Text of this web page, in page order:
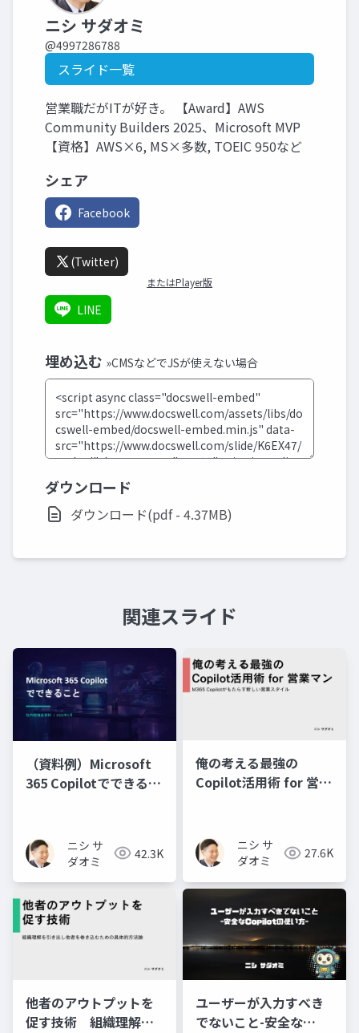
ニシ サダオミ
@4997286788
スライド一覧
営業職だがITが好き。 【Award】AWS
Community Builders 2025、Microsoft MVP
【資格】AWS×6, MS×多数, TOEIC 950など
シェア
Facebook
(Twitter)
またはPlayer版
LINE
埋め込む »CMSなどでJSが使えない場合
ダウンロード
ダウンロード(pdf - 4.37MB)
関連スライド
（資料例）Microsoft
365 Copilotでできるこ
ニシ サ
ダオミ
42.3K
俺の考える最強の
Copilot活用術 for 営業
タイル～ニシ サ
ダオミ
27.6K
他者のアウトプットを
促す技術 組織理解を
ユーザーが入力すべき
でないこと-安全な